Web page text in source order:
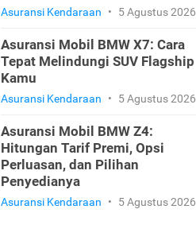
Asuransi Kendaraan • 5 Agustus 2026
Asuransi Mobil BMW X7: Cara
Tepat Melindungi SUV Flagship
Kamu
Asuransi Kendaraan • 5 Agustus 2026
Asuransi Mobil BMW Z4:
Hitungan Tarif Premi, Opsi
Perluasan, dan Pilihan
Penyedianya
Asuransi Kendaraan • 5 Agustus 2026